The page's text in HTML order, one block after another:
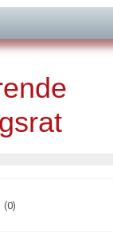
(0)